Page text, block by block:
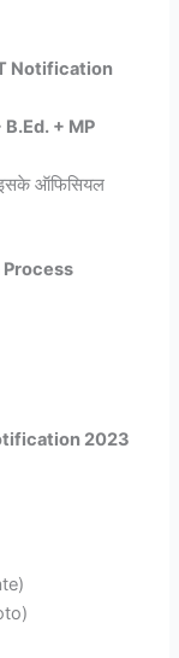
Notification
B.Ed. + MP
इसके ऑफिसियल
2023